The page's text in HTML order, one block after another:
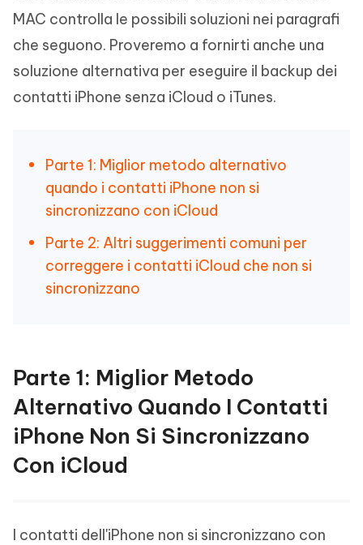
MAC controlla le possibili soluzioni nei paragrafi
che seguono. Proveremo a fornirti anche una
soluzione alternativa per eseguire il backup dei
contatti iPhone senza iCloud o iTunes.
Parte 1: Miglior metodo alternativo
quando i contatti iPhone non si
sincronizzano con iCloud
Parte 2: Altri suggerimenti comuni per
correggere i contatti iCloud che non si
sincronizzano
Parte 1: Miglior Metodo
Alternativo Quando I Contatti
iPhone Non Si Sincronizzano
Con iCloud
I contatti dell'iPhone non si sincronizzano con